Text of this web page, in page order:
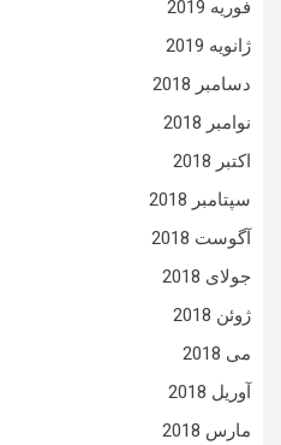
فوریه 2019
ژانویه 2019
دسامبر 2018
نوامبر 2018
اکتبر 2018
سپتامبر 2018
آگوست 2018
جولای 2018
ژوئن 2018
می 2018
آوریل 2018
مارس 2018